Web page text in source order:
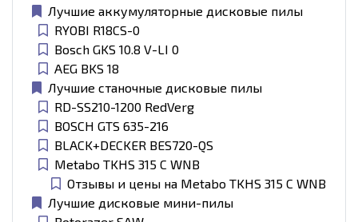
Лучшие аккумуляторные дисковые пилы
RYOBI R18CS-0
Bosch GKS 10.8 V-LI 0
AEG BKS 18
Лучшие станочные дисковые пилы
RD-SS210-1200 RedVerg
BOSCH GTS 635-216
BLACK+DECKER BES720-QS
Metabo TKHS 315 C WNB
Отзывы и цены на Metabo TKHS 315 C WNB
Лучшие дисковые мини-пилы